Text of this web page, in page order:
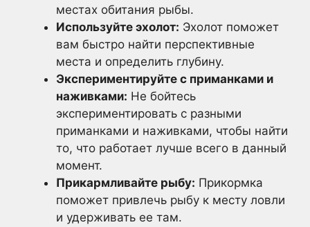
местах обитания рыбы.
Используйте эхолот: Эхолот поможет
вам быстро найти перспективные
места и определить глубину.
Экспериментируйте с приманками и
наживками: Не бойтесь
экспериментировать с разными
приманками и наживками, чтобы найти
то, что работает лучше всего в данный
момент.
Прикармливайте рыбу: Прикормка
поможет привлечь рыбу к месту ловли
и удерживать ее там.